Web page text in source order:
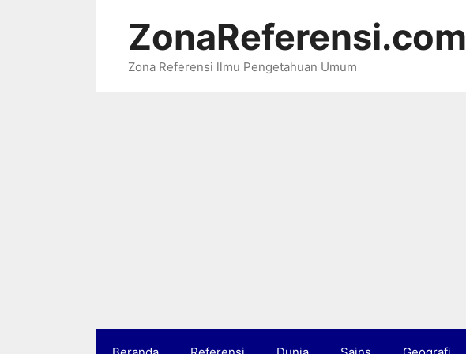
ZonaReferensi.com
Zona Referensi llmu Pengetahuan Umum